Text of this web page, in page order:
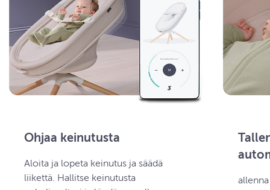
Ohjaa keinutusta
Aloita ja lopeta keinutus ja säädä
liikettä. Hallitse keinutusta